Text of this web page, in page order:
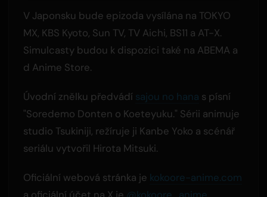
V Japonsku bude epizoda vysílána na TOKYO
MX, KBS Kyoto, Sun TV, TV Aichi, BS11 a AT-X.
Simulcasty budou k dispozici také na ABEMA a
d Anime Store.
Úvodní znělku předvádí sajou no hana s písní
"Soredemo Donten o Koeteyuku." Sérii animuje
studio Tsukiniji, režíruje ji Kanbe Yoko a scénář
seriálu vytvořil Hirota Mitsuki.
Oficiální webová stránka je kokoore-anime.com